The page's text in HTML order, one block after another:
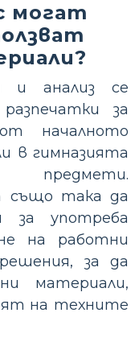
могат
и анализ се
за
началното
в гимназията
също така да
за употреба
на работни
за да
материали,
на техните